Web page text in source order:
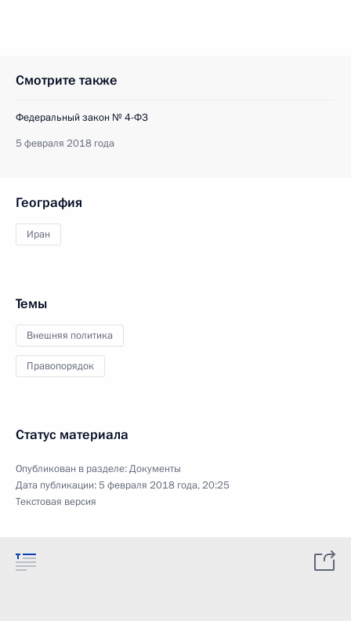
Смотрите также
Федеральный закон № 4-ФЗ
5 февраля 2018 года
География
Иран
Темы
Внешняя политика
Правопорядок
Статус материала
Опубликован в разделе:Документы
Дата публикации:5 февраля 2018 года, 20:25
Текстовая версия